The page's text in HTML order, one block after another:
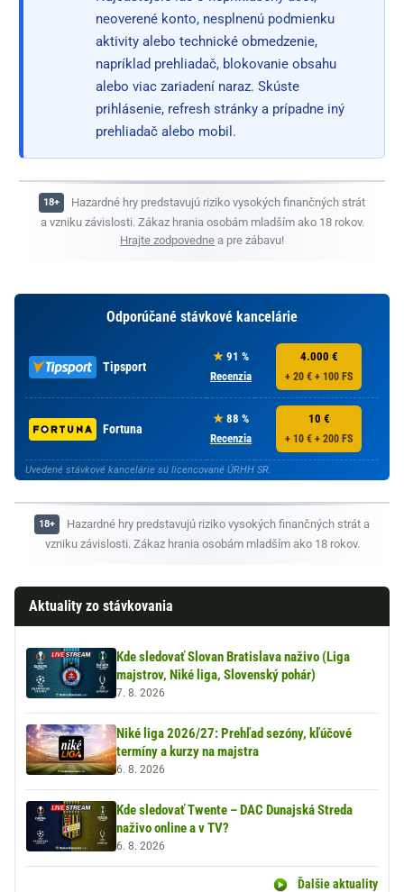
neoverené konto, nesplnenú podmienku
aktivity alebo technické obmedzenie,
napríklad prehliadač, blokovanie obsahu
alebo viac zariadení naraz. Skúste
prihlásenie, refresh stránky a prípadne iný
prehliadač alebo mobil.
Hazardné hry predstavujú riziko vysokých finančných strát
a vzniku závislosti. Zákaz hrania osobám mladším ako 18 rokov.
Hrajte zodpovedne a pre zábavu!
Odporúčané stávkové kancelárie
Tipsport
91 %
Recenzia
4.000 €
+ 20 € + 100 FS
Fortuna
88 %
Recenzia
10 €
+ 10 € + 200 FS
Uvedené stávkové kancelárie sú licencované ÚRHH SR.
Hazardné hry predstavujú riziko vysokých finančných strát a
vzniku závislosti. Zákaz hrania osobám mladším ako 18 rokov.
Aktuality zo stávkovania
Kde sledovať Slovan Bratislava naživo (Liga
majstrov, Niké liga, Slovenský pohár)
7. 8. 2026
Niké liga 2026/27: Prehľad sezóny, kľúčové
termíny a kurzy na majstra
6. 8. 2026
Kde sledovať Twente – DAC Dunajská Streda
naživo online a v TV?
6. 8. 2026
Ďalšie aktuality